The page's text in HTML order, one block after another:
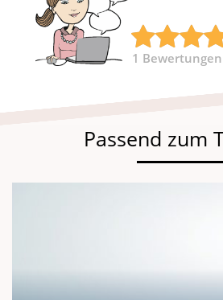
1 Bewertungen
Passend zum